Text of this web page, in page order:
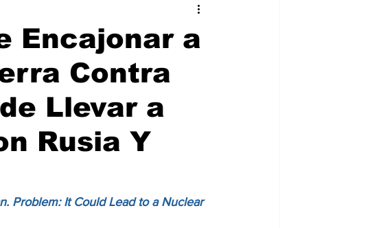
Encajonar a
Contra
Llevar a
Rusia Y
Problem: It Could Lead to a Nuclear